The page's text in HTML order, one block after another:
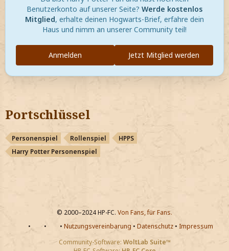
Benutzerkonto auf unserer Seite? Werde kostenlos
Mitglied, erhalte deinen Hogwarts-Brief, erfahre dein
Haus und nimm an unserer Community teil!
Jetzt Mitglied werden
Anmelden
Portschlüssel
Personenspiel Rollenspiel
HPPS
Harry Potter Personenspiel
© 2000–2024 HP-FC. Von Fans, für Fans.
•
• • Nutzungsvereinbarung • Datenschutz• Impressum
Community-Software: WoltLab Suite™